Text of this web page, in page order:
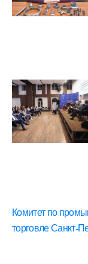
Комитет по
торговле Санкт-